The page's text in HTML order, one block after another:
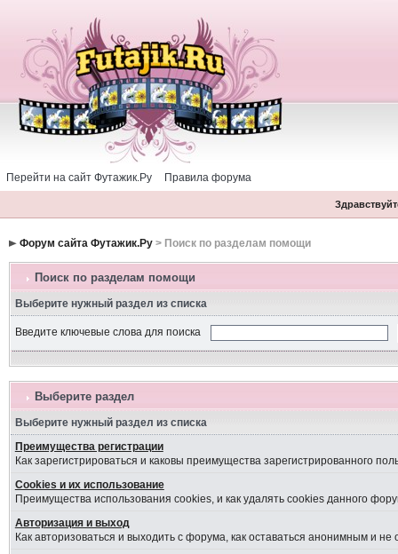
Перейти на сайт Футажик.Ру Правила форума
Форум сайта Футажик.Ру> Поиск по разделам помощи
Поиск по разделам помощи
Выберите нужный раздел из списка
Введите ключевые слова для поиска
Выберите раздел
Выберите нужный раздел из списка
Преимущества регистрации
Как зарегистрироваться и каковы преимущества зарегистрированного
Cookies и их использование
Преимущества использования cookies, и как удалять cookies данного
Авторизация и выход
Как авторизоваться и выходить с форума, как оставаться анонимным и